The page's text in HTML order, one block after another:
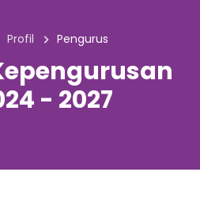
Profil Pengurus
- 2027